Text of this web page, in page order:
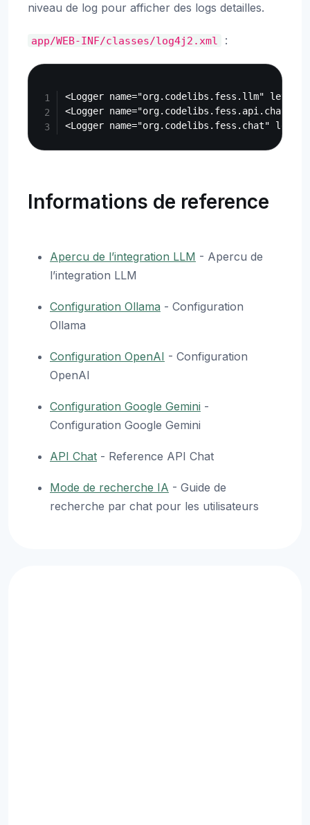
niveau de log pour afficher des logs detailles.
app/WEB-INF/classes/log4j2.xml :
<Logger name="org.codelibs.fess.llm"
<Logger name="org.codelibs.fess.api.chat"
Informations de reference
Apercu de l’integration LLM - Apercu de
l’integration LLM
Configuration Ollama - Configuration
Ollama
Configuration OpenAI - Configuration
OpenAI
Configuration Google Gemini -
Configuration Google Gemini
API Chat - Reference API Chat
Mode de recherche IA - Guide de
recherche par chat pour les utilisateurs